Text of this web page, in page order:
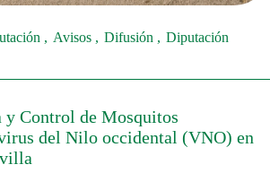
Avisos Difusión Diputación
Control de Mosquitos
del Nilo occidental (VNO) en